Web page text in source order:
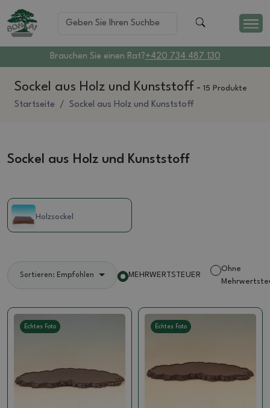
Brauchen Sie einen Rat?+420 734 487 130
Sockel aus Holz und Kunststoff - 15 Produkte
Startseite Sockel aus Holz und Kunststoff
Sockel aus Holz und Kunststoff
Holzsockel
Sortieren: Empfohlen MEHRWERTSTEUER
Ohne
Echtes Foto Echtes Foto